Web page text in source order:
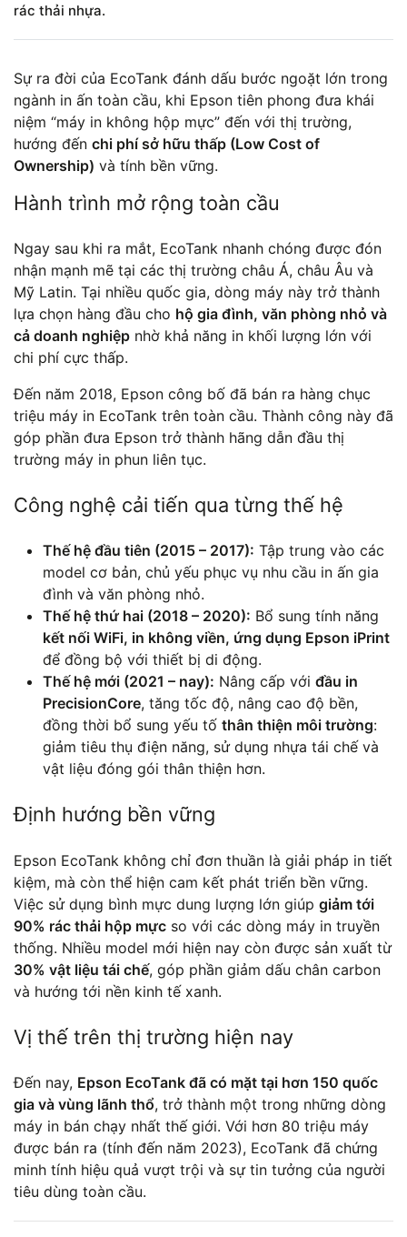
rác thải nhựa.
Sự ra đời của EcoTank đánh dấu bước ngoặt lớn trong
ngành in ấn toàn cầu, khi Epson tiên phong đưa khái
niệm “máy in không hộp mực” đến với thị trường,
hướng đến chi phí sở hữu thấp (Low Cost of
Ownership) và tính bền vững.
Hành trình mở rộng toàn cầu
Ngay sau khi ra mắt, EcoTank nhanh chóng được đón
nhận mạnh mẽ tại các thị trường châu Á, châu Âu và
Mỹ Latin. Tại nhiều quốc gia, dòng máy này trở thành
lựa chọn hàng đầu cho hộ gia đình, văn phòng nhỏ và
cả doanh nghiệp nhờ khả năng in khối lượng lớn với
chi phí cực thấp.
Đến năm 2018, Epson công bố đã bán ra hàng chục
triệu máy in EcoTank trên toàn cầu. Thành công này đã
góp phần đưa Epson trở thành hãng dẫn đầu thị
trường máy in phun liên tục.
Công nghệ cải tiến qua từng thế hệ
Thế hệ đầu tiên (2015 – 2017): Tập trung vào các
model cơ bản, chủ yếu phục vụ nhu cầu in ấn gia
đình và văn phòng nhỏ.
Thế hệ thứ hai (2018 – 2020): Bổ sung tính năng
kết nối WiFi, in không viền, ứng dụng Epson iPrint
để đồng bộ với thiết bị di động.
Thế hệ mới (2021 – nay): Nâng cấp với đầu in
PrecisionCore, tăng tốc độ, nâng cao độ bền,
đồng thời bổ sung yếu tố thân thiện môi trường:
giảm tiêu thụ điện năng, sử dụng nhựa tái chế và
vật liệu đóng gói thân thiện hơn.
Định hướng bền vững
Epson EcoTank không chỉ đơn thuần là giải pháp in tiết
kiệm, mà còn thể hiện cam kết phát triển bền vững.
Việc sử dụng bình mực dung lượng lớn giúp giảm tới
90% rác thải hộp mực so với các dòng máy in truyền
thống. Nhiều model mới hiện nay còn được sản xuất từ
30% vật liệu tái chế, góp phần giảm dấu chân carbon
và hướng tới nền kinh tế xanh.
Vị thế trên thị trường hiện nay
Đến nay, Epson EcoTank đã có mặt tại hơn 150 quốc
gia và vùng lãnh thổ, trở thành một trong những dòng
máy in bán chạy nhất thế giới. Với hơn 80 triệu máy
được bán ra (tính đến năm 2023), EcoTank đã chứng
minh tính hiệu quả vượt trội và sự tin tưởng của người
tiêu dùng toàn cầu.